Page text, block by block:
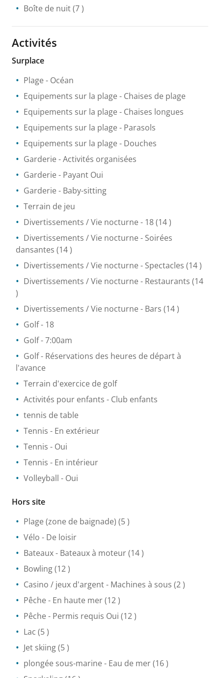
Boîte de nuit(7 )
Activités
Surplace
Plage - Océan
Equipements sur la plage - Chaises de plage
Equipements sur la plage - Chaises longues
Equipements sur la plage - Parasols
Equipements sur la plage - Douches
Garderie - Activités organisées
Garderie - Payant Oui
Garderie - Baby-sitting
Terrain de jeu
Divertissements / Vie nocturne - 18(14 )
Divertissements / Vie nocturne - Soirées
dansantes (14 )
Divertissements / Vie nocturne - Spectacles (14 )
Divertissements / Vie nocturne - Restaurants (14
)
Divertissements / Vie nocturne - Bars (14 )
Golf- 18
Golf- 7:00am
Golf- Réservations des heures de départ à
l'avance
Terrain d'exercice de golf
Activités pour enfants - Club enfants
tennis de table
Tennis - En extérieur
Tennis - Oui
Tennis - En intérieur
Volleyball - Oui
Hors site
Plage (zone de baignade) (5 )
Vélo - De loisir
Bateaux- Bateaux à moteur(14 )
Bowling(12 )
Casino / jeux d'argent- Machines à sous (2 )
Pêche - En haute mer(12 )
Pêche - Permis requis Oui (12 )
Lac (5 )
Jet skiing(5 )
plongée sous-marine - Eau de mer(16 )